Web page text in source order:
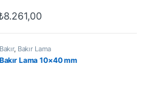
8.261,00
Bakır, Bakır Lama
Bakır Lama 10×40 mm